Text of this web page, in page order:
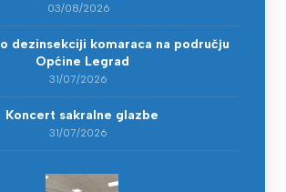
03/08/2026
dezinsekciji komaraca na području
Općine Legrad
31/07/2026
Koncert sakralne glazbe
31/07/2026